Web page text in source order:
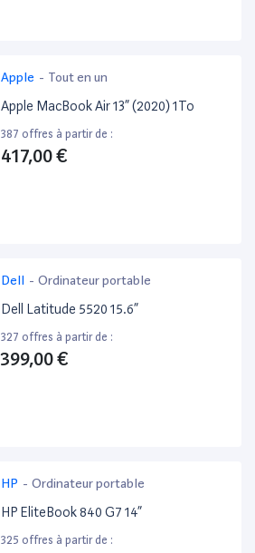
Apple - Tout en un
Apple MacBook Air 13” (2020) 1To
387 offres à partir de :
417,00 €
Dell - Ordinateur portable
Dell Latitude 5520 15.6”
327 offres à partir de :
399,00 €
HP - Ordinateur portable
HP EliteBook 840 G7 14”
325 offres à partir de :